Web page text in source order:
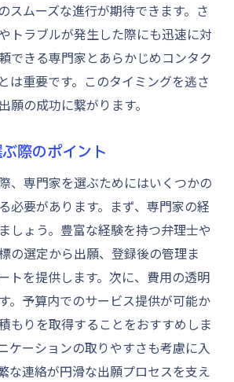
スムーズな進行が期待できます。さ
トラブルが発生した際にも迅速に対
できる専門家とあらかじめコンタク
は重要です。このタイミングを逃さ
願の成功に繋がります。
際のポイント
、専門家を選ぶためにはいくつかの
必要があります。まず、専門家の経
しょう。豊富な経験を持つ弁理士や
の選定から出願、登録後の管理ま
トを提供します。次に、費用の透明
。予算内でのサービス提供が可能か
もりを取得することをおすすめしま
ケーションの取りやすさも考慮に入
な連絡が円滑な出願プロセスを支え